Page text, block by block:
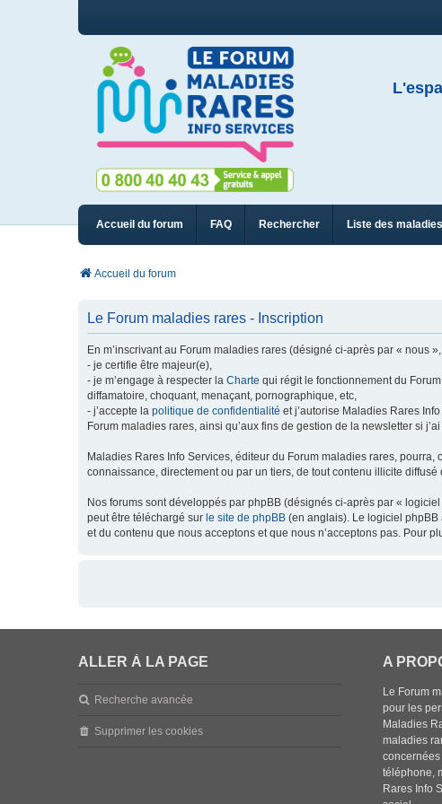
Accueil du forum FAQ Rechercher Liste des maladies
Accueil du forum
Le Forum maladies rares - Inscription
En m’inscrivant au Forum maladies rares (désigné ci-après par « nous
- je certifie être majeur(e),
- je m’engage à respecter la Charte qui régit le fonctionnement du
diffamatoire, choquant, menaçant, pornographique, etc,
- j’accepte la politique de confidentialité et j’autorise Maladies Rares
Forum maladies rares, ainsi qu’aux fins de gestion de la newsletter si
Maladies Rares Info Services, éditeur du Forum maladies rares,
connaissance, directement ou par un tiers, de tout contenu illicite diffusé
Nos forums sont développés par phpBB (désignés ci-après par «
peut être téléchargé sur le site de phpBB (en anglais). Le logiciel
et du contenu que nous acceptons et que nous n’acceptons pas. Pour
ALLER À LA PAGE
Recherche avancée
Supprimer les cookies
A
Le Forum
pour les
Maladies
maladies
téléphone,
Rares Info